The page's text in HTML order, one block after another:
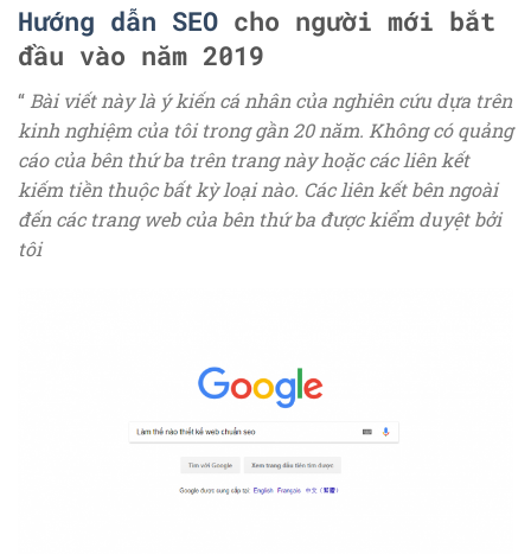
Hướng dẫn SEO cho người mới bắt
đầu vào năm 2019
“Bài viết này là ý kiến ​​cá nhân của nghiên cứu dựa trên
kinh nghiệm của tôi trong gần 20 năm. Không có quảng
cáo của bên thứ ba trên trang này hoặc các liên kết
kiếm tiền thuộc bất kỳ loại nào. Các liên kết bên ngoài
đến các trang web của bên thứ ba được kiểm duyệt bởi
tôi